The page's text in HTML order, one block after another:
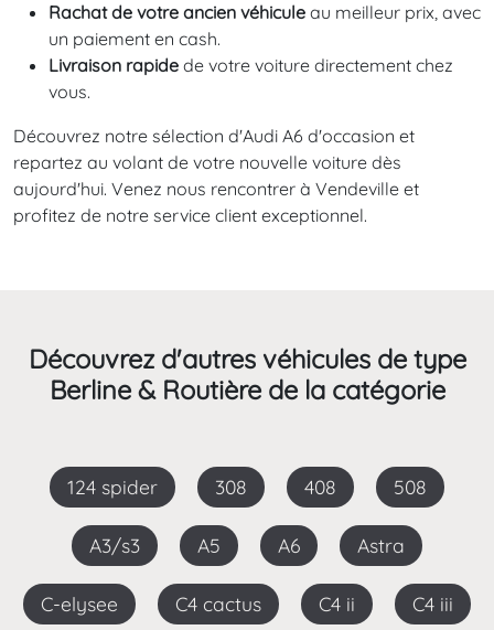
Rachat de votre ancien véhicule au meilleur prix, avec
un paiement en cash.
Livraison rapide de votre voiture directement chez
vous.
Découvrez notre sélection d'Audi A6 d'occasion et
repartez au volant de votre nouvelle voiture dès
aujourd'hui. Venez nous rencontrer à Vendeville et
profitez de notre service client exceptionnel.
Découvrez d'autres véhicules de type
Berline & Routière de la catégorie
124 spider 308 408 508
A3/s3 A5 A6 Astra
C-elysee C4 cactus C4 ii C4 iii